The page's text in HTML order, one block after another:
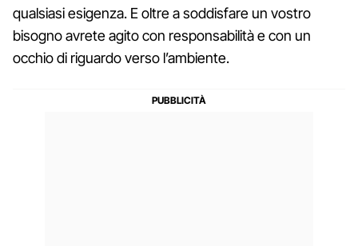
qualsiasi esigenza. E oltre a soddisfare un vostro
bisogno avrete agito con responsabilità e con un
occhio di riguardo verso l’ambiente.